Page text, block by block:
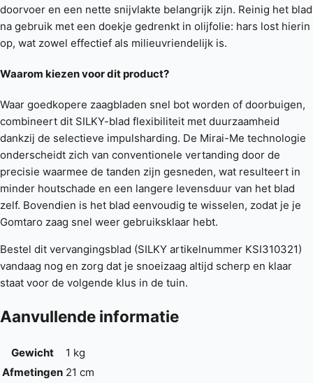
doorvoer en een nette snijvlakte belangrijk zijn. Reinig het blad
na gebruik met een doekje gedrenkt in olijfolie: hars lost hierin
op, wat zowel effectief als milieuvriendelijk is.
Waarom kiezen voor dit product?
Waar goedkopere zaagbladen snel bot worden of doorbuigen,
combineert dit SILKY-blad flexibiliteit met duurzaamheid
dankzij de selectieve impulsharding. De Mirai-Me technologie
onderscheidt zich van conventionele vertanding door de
precisie waarmee de tanden zijn gesneden, wat resulteert in
minder houtschade en een langere levensduur van het blad
zelf. Bovendien is het blad eenvoudig te wisselen, zodat je je
Gomtaro zaag snel weer gebruiksklaar hebt.
Bestel dit vervangingsblad (SILKY artikelnummer KSI310321)
vandaag nog en zorg dat je snoeizaag altijd scherp en klaar
staat voor de volgende klus in de tuin.
Aanvullende informatie
Gewicht
1 kg
Afmetingen 21 cm